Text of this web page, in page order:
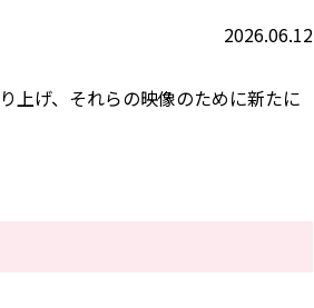
2026.06.12
上げ、それらの映像のために新たに